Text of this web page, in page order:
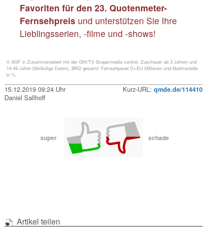
Favoriten für den 23. Quotenmeter-
Fernsehpreis und unterstützen Sie Ihre
Lieblingsserien, -filme und -shows!
© AGF in Zusammenarbeit mit der GfK/TV Scope/media control. Zuschauer ab 3 Jahren und
14-49 Jahre (Vorläufige Daten), BRD gesamt/ Fernsehpanel D+EU Millionen und Marktanteile
in %.
15.12.2019 09:24 Uhr Kurz-URL: qmde.de/114410
Daniel Sallhoff
super schade
Artikel teilen